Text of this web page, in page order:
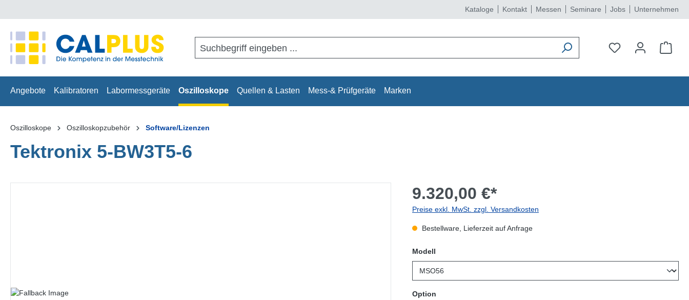
Kataloge Kontakt Messen Seminare Jobs Unternehmen
Angebote Kalibratoren Labormessgeräte Oszilloskope Quellen & Lasten Mess-& Prüfgeräte Marken
Oszilloskope Oszilloskopzubehör Software/Lizenzen
Tektronix 5-BW3T5-6
9.320,00 €*
Preise exkl. MwSt. zzgl. Versandkosten
Bestellware, Lieferzeit auf Anfrage
Modell
Option